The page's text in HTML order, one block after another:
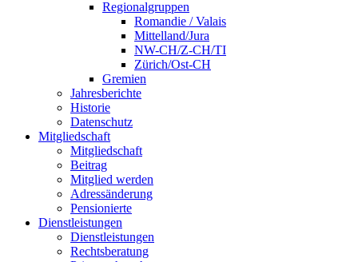
Regionalgruppen
Romandie / Valais
Mittelland/Jura
NW-CH/Z-CH/TI
Zürich/Ost-CH
Gremien
Jahresberichte
Historie
Datenschutz
Mitgliedschaft
Mitgliedschaft
Beitrag
Mitglied werden
Adressänderung
Pensionierte
Dienstleistungen
Dienstleistungen
Rechtsberatung